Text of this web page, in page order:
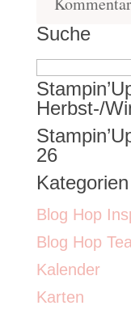
Suche
Suchen
nach:
Herbst-/
26
Kategorien
Blog Hop
Blog Hop
Kalender
Karten